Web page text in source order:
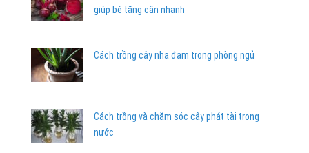
giúp bé tăng cân nhanh
Cách trồng cây nha đam trong phòng ngủ
Cách trồng và chăm sóc cây phát tài trong
nước